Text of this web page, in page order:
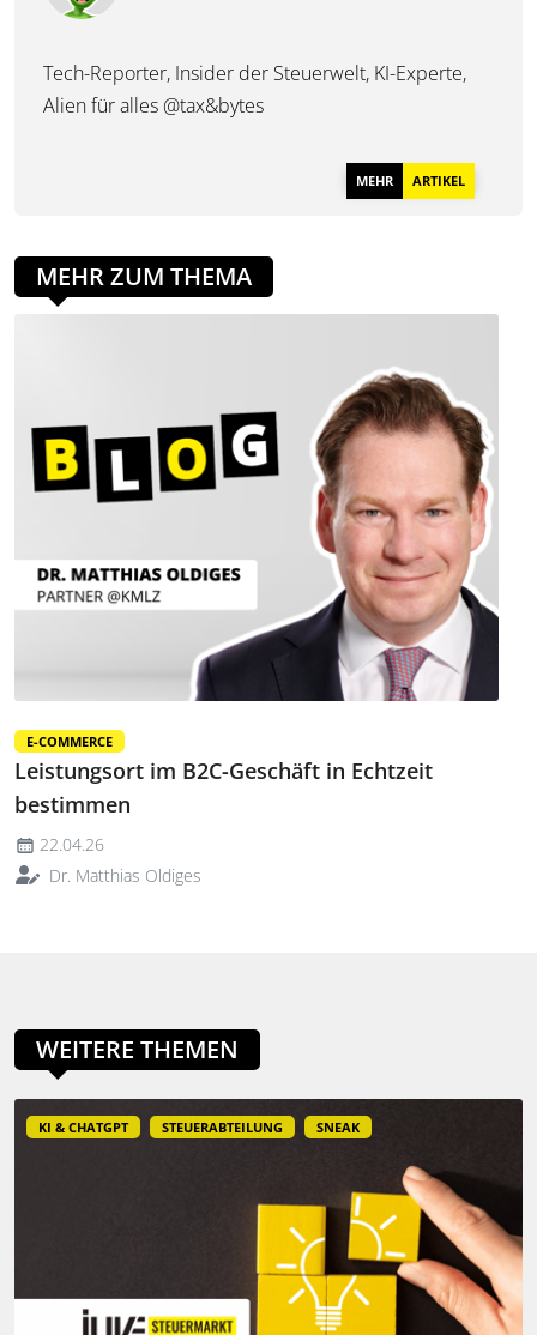
Tech-Reporter, Insider der Steuerwelt, KI-Experte,
Alien für alles @tax&bytes
MEHR ARTIKEL
MEHR ZUM THEMA
E-COMMERCE
Leistungsort im B2C-Geschäft in Echtzeit
bestimmen
22.04.26
Dr. Matthias Oldiges
WEITERE THEMEN
KI & CHATGPT STEUERABTEILUNG SNEAK